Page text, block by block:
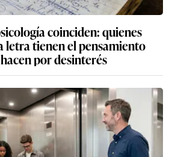
coinciden: quienes
letra tienen el pensamiento
por desinterés